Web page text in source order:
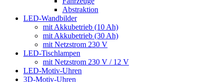
Abstraktion
LED-Wandbilder
mit Akkubetrieb (10 Ah)
mit Akkubetrieb (30 Ah)
mit Netzstrom 230 V
LED-Tischlampen
mit Netzstrom 230 V / 12 V
LED-Motiv-Uhren
3D-Motiv-Uhren